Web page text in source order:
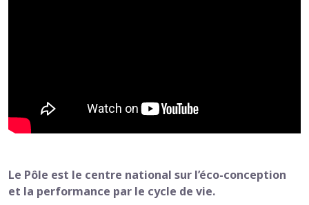
Le Pôle est le centre national sur l’éco-conception
et la performance par le cycle de vie.